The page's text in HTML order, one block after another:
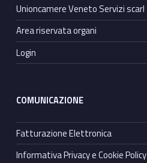
Unioncamere Veneto Servizi scarl
Area riservata organi
Login
COMUNICAZIONE
Fatturazione Elettronica
Informativa Privacy e Cookie Policy